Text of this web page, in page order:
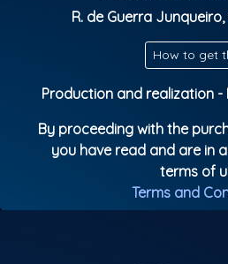
Doors open: 9:30 p.m.
Show starts: 10:30 p.m.
Parental Rating: M/16
R. de Guerra Junqueiro,
How to get
Production and realization -
By proceeding with the
you have read and are in
terms of
Terms and